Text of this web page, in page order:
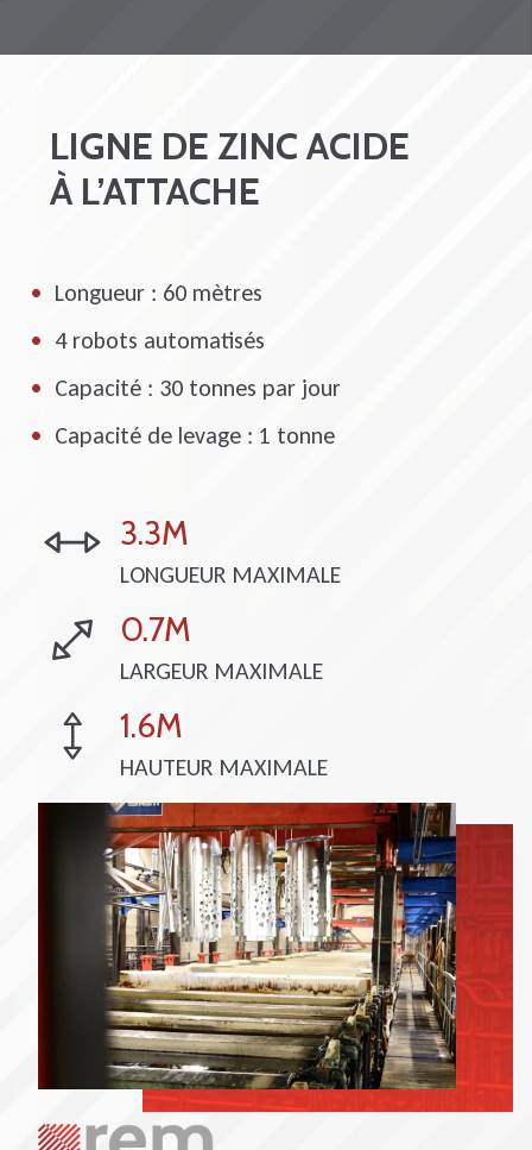
LIGNE DE ZINC ACIDE
À L’ATTACHE
Longueur : 60 mètres
4 robots automatisés
Capacité : 30 tonnes par jour
Capacité de levage : 1 tonne
3.3M
LONGUEUR MAXIMALE
0.7M
LARGEUR MAXIMALE
1.6M
HAUTEUR MAXIMALE